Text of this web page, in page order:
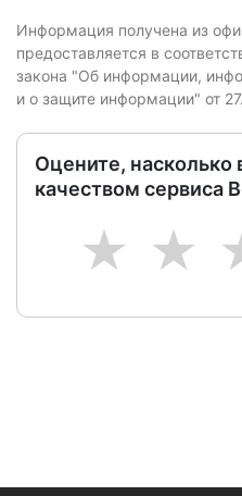
Информация получена из
предоставляется в
закона "Об информации,
и о защите информации" от
Оцените,
качеством сервиса
2
1